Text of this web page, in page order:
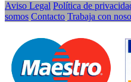
Aviso Legal Política de
somos Contacto Trabaja con